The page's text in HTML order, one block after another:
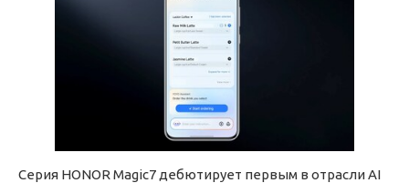
Серия HONOR Magic7 дебютирует первым в отрасли AI